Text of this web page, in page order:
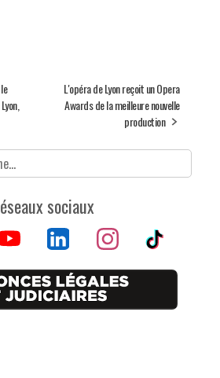
L'opéra de Lyon reçoit un Opera
Awards de la meilleure nouvelle
production
sociaux